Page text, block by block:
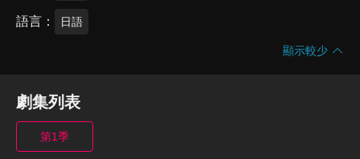
語言 日語
顯示較少
劇集列表
第1季